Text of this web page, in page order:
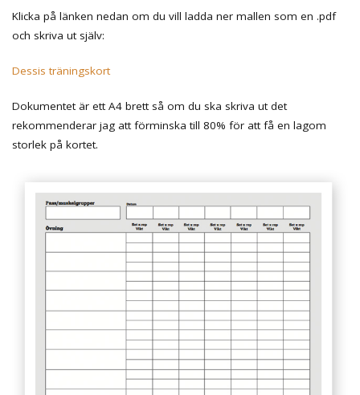
Klicka på länken nedan om du vill ladda ner mallen som en .pdf
och skriva ut själv:
Dessis träningskort
Dokumentet är ett A4 brett så om du ska skriva ut det
rekommenderar jag att förminska till 80% för att få en lagom
storlek på kortet.